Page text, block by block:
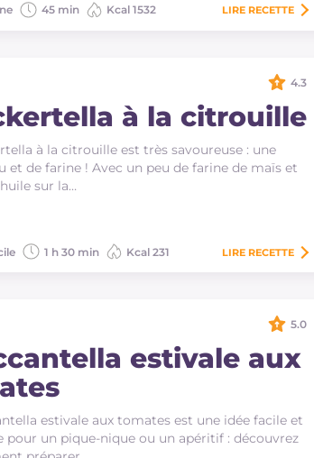
45 min Kcal 1532 LIRE RECETTE
à la citrouille
à la citrouille est très savoureuse : une
et de farine ! Avec un peu de farine de maïs et
sur la…
4.3
1 h 30 min Kcal 231 LIRE RECETTE
estivale aux
estivale aux tomates est une idée facile et
pour un pique-nique ou un apéritif : découvrez
5.0